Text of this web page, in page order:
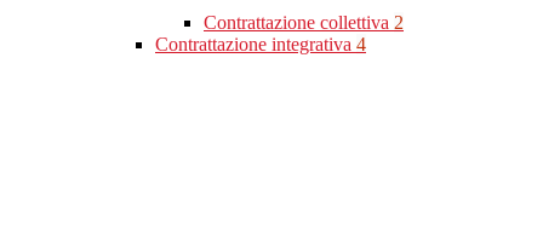
Contrattazione collettiva 2
Contrattazione integrativa 4